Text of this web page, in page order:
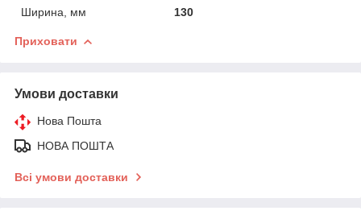
Ширина, мм
130
Приховати
Умови доставки
Нова Пошта
НОВА ПОШТА
Всі умови доставки